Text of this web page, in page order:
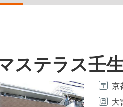
ステラス壬
京
大